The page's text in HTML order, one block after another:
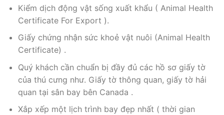
Kiểm dịch động vật sống xuất khẩu ( Animal Health
Certificate For Export ).
Giấy chứng nhận sức khoẻ vật nuôi (Animal Health
Certificate) .
Quý khách cần chuẩn bị đầy đủ các hồ sơ giấy tờ
của thú cưng như. Giấy tờ thông quan, giấy tờ hải
quan tại sân bay bên Canada .
Xắp xếp một lịch trình bay đẹp nhất ( thời gian